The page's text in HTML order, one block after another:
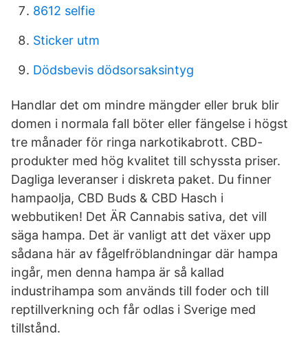
8612 selfie
Sticker utm
Dödsbevis dödsorsaksintyg
Handlar det om mindre mängder eller bruk blir
domen i normala fall böter eller fängelse i högst
tre månader för ringa narkotikabrott. CBD-
produkter med hög kvalitet till schyssta priser.
Dagliga leveranser i diskreta paket. Du finner
hampaolja, CBD Buds & CBD Hasch i
webbutiken! Det ÄR Cannabis sativa, det vill
säga hampa. Det är vanligt att det växer upp
sådana här av fågelfröblandningar där hampa
ingår, men denna hampa är så kallad
industrihampa som används till foder och till
reptillverkning och får odlas i Sverige med
tillstånd.